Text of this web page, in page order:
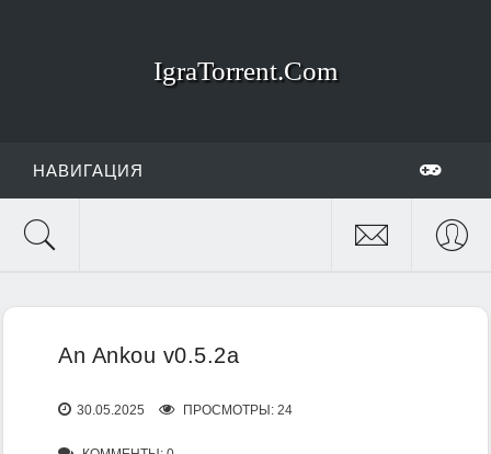
IgraTorrent.Com
НАВИГАЦИЯ
An Ankou v0.5.2a
30.05.2025 ПРОСМОТРЫ: 24